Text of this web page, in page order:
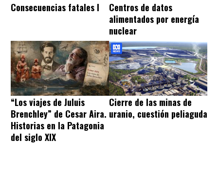
Consecuencias fatales I
Centros de datos
alimentados por energía
nuclear
“Los viajes de Juluis
Brenchley” de Cesar Aira.
Historias en la Patagonia
del siglo XIX
Cierre de las minas de
uranio, cuestión peliaguda